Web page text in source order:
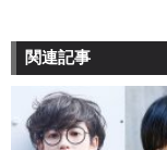
関連記事